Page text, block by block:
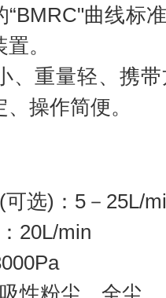
“BMRC"曲线标
。
、重量轻、携
操作简便。
选)：5－25L/
20L/min
性粉尘、全尘